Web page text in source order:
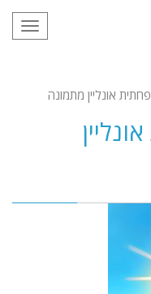
אונליין מתמונה